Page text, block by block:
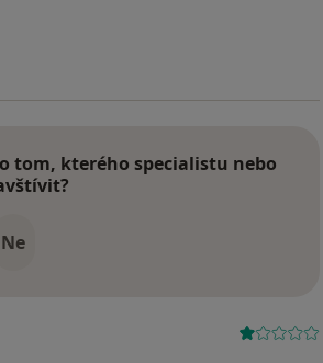
AF
tom, kterého specialistu nebo
Ne